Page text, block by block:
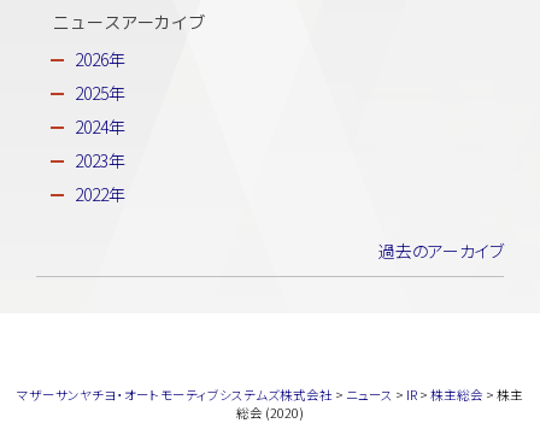
ニュースアーカイブ
2026年
2025年
2024年
2023年
2022年
過去のアーカイブ
マザーサンヤチヨ・オートモーティブシステムズ株式会社 > ニュース > IR > 株主総会 > 株主
総会 (2020)